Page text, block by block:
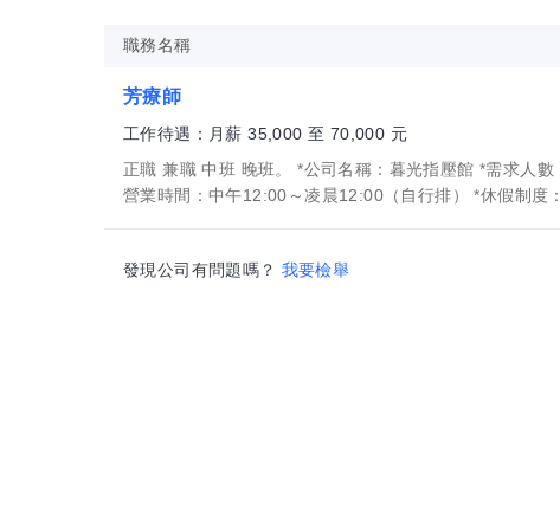
職務名稱
芳療師
工作待遇：月薪 35,000 至 70,000 元
正職 兼職 中班 晚班。 *公司名稱：暮光指壓館 *需求人
營業時間：中午12:00～凌晨12:00（自行排） *休假制度
發現公司有問題嗎？ 我要檢舉